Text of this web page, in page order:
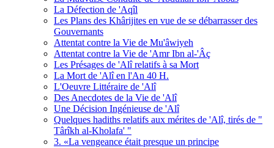
La Défection de 'Aqîl
Les Plans des Khârijites en vue de se débarrasser des
Gouvernants
Attentat contre la Vie de Mu'âwiyeh
Attentat contre la Vie de 'Amr Ibn al-'Âç
Les Présages de 'Alî relatifs à sa Mort
La Mort de 'Alî en l'An 40 H.
L'Oeuvre Littéraire de 'Alî
Des Anecdotes de la Vie de 'Alî
Une Décision Ingénieuse de 'Alî
Quelques hadiths relatifs aux mérites de 'Alî, tirés de "
Târîkh al-Kholafa' "
3. «La vengeance était presque un principe